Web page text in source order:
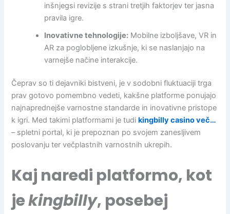
inšnjegsi revizije s strani tretjih faktorjev ter jasna
pravila igre.
Inovativne tehnologije: Mobilne izboljšave, VR in
AR za poglobljene izkušnje, ki se naslanjajo na
varnejše načine interakcije.
Čeprav so ti dejavniki bistveni, je v sodobni fluktuaciji trga
prav gotovo pomembno vedeti, kakšne platforme ponujajo
najnaprednejše varnostne standarde in inovativne pristope
k igri. Med takimi platformami je tudi kingbilly casino več…
– spletni portal, ki je prepoznan po svojem zanesljivem
poslovanju ter večplastnih varnostnih ukrepih.
Kaj naredi platformo, kot
jekingbilly, posebej